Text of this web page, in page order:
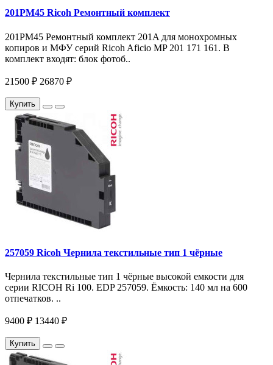
201PM45 Ricoh Ремонтный комплект
201PM45 Ремонтный комплект 201A для монохромных
копиров и МФУ серий Ricoh Aficio MP 201 171 161. В
комплект входят: блок фотоб..
21500 ₽ 26870 ₽
Купить
257059 Ricoh Чернила текстильные тип 1 чёрные
Чернила текстильные тип 1 чёрные высокой емкости для
серии RICOH Ri 100. EDP 257059. Ёмкость: 140 мл на 600
отпечатков. ..
9400 ₽ 13440 ₽
Купить